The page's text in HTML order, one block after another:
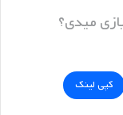
میدی؟
کپی لینک